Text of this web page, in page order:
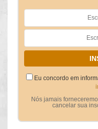
Eu concordo em
Nós jamais
cancelar sua